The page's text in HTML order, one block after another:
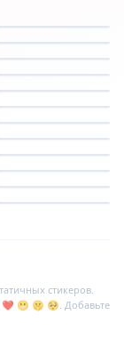
стикеров.
❤️ 😬 🤫 🥺. Добавьте